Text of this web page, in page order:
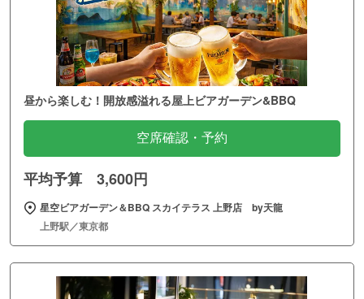
昼から楽しむ！開放感溢れる屋上ビアガーデン&BBQ
空席確認・予約
平均予算 3,600円
星空ビアガーデン＆BBQ スカイテラス 上野店 by天龍
上野駅／東京都